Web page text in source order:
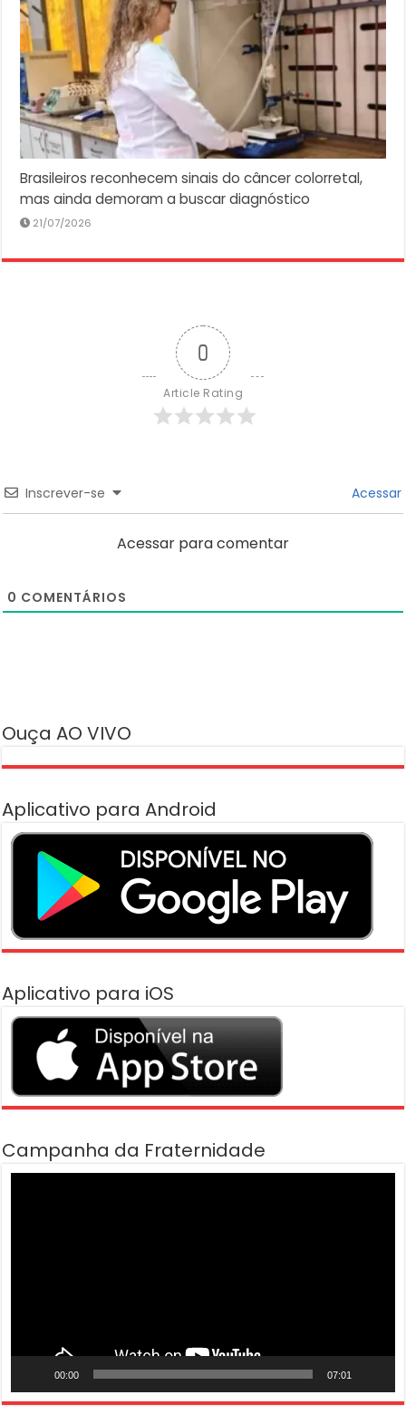
Brasileiros reconhecem sinais do câncer colorretal,
mas ainda demoram a buscar diagnóstico
21/07/2026
0
Article Rating
Inscrever-se Acessar
Acessar para comentar
0 COMENTÁRIOS
Ouça AO VIVO
Aplicativo para Android
Aplicativo para iOS
Campanha da Fraternidade
00:00 07:01